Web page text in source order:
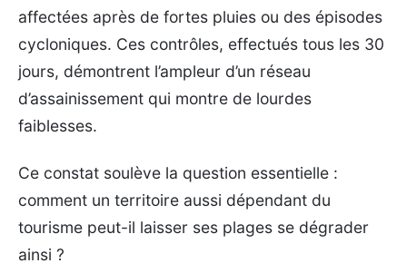
affectées après de fortes pluies ou des épisodes
cycloniques. Ces contrôles, effectués tous les 30
jours, démontrent l’ampleur d’un réseau
d’assainissement qui montre de lourdes
faiblesses.
Ce constat soulève la question essentielle :
comment un territoire aussi dépendant du
tourisme peut-il laisser ses plages se dégrader
ainsi ?